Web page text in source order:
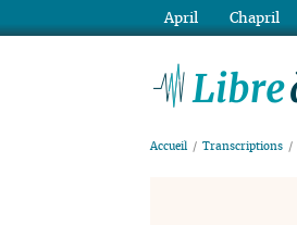
Accueil Transcriptions
April Chapril